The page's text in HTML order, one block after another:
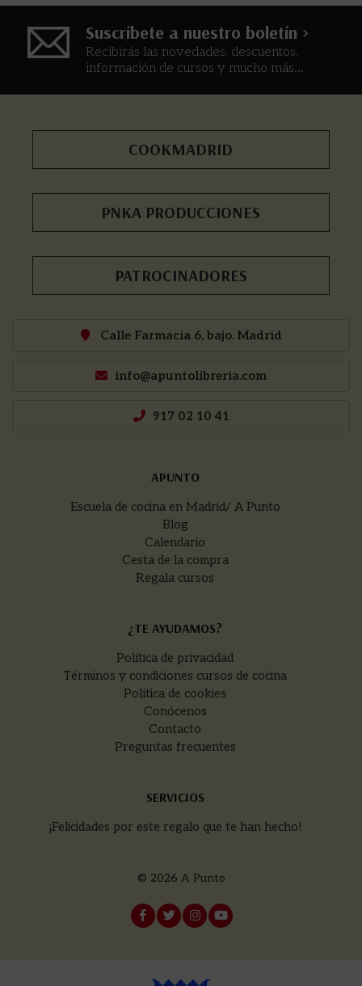
Suscríbete a nuestro boletín >
Recibirás las novedades, descuentos,
información de cursos y mucho más...
COOKMADRID
PNKA PRODUCCIONES
PATROCINADORES
Calle Farmacia 6, bajo. Madrid
info@apuntolibreria.com
917 02 10 41
APUNTO
Escuela de cocina en Madrid/ A Punto
Blog
Calendario
Cesta de la compra
Regala cursos
¿TE AYUDAMOS?
Política de privacidad
Términos y condiciones cursos de cocina
Política de cookies
Conócenos
Contacto
Preguntas frecuentes
SERVICIOS
¡Felicidades por este regalo que te han hecho!
© 2026 A Punto